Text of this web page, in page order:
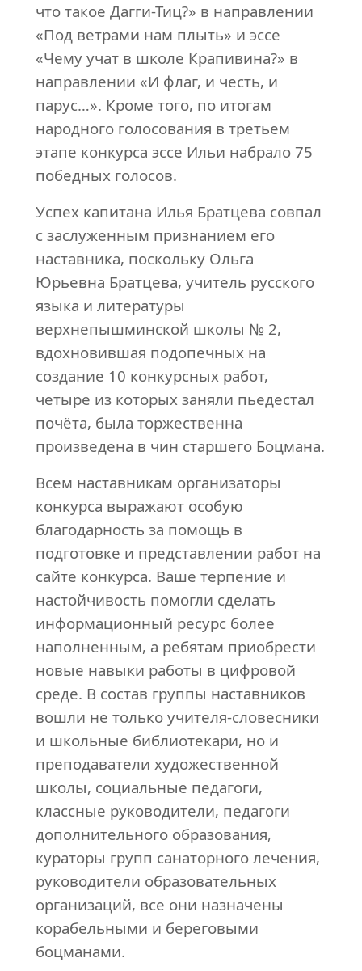
что такое Дагги-Тиц?» в направлении
«Под ветрами нам плыть» и эссе
«Чему учат в школе Крапивина?» в
направлении «И флаг, и честь, и
парус…». Кроме того, по итогам
народного голосования в третьем
этапе конкурса эссе Ильи набрало 75
победных голосов.
Успех капитана Илья Братцева совпал
с заслуженным признанием его
наставника, поскольку Ольга
Юрьевна Братцева, учитель русского
языка и литературы
верхнепышминской школы № 2,
вдохновившая подопечных на
создание 10 конкурсных работ,
четыре из которых заняли пьедестал
почёта, была торжественна
произведена в чин старшего Боцмана.
Всем наставникам организаторы
конкурса выражают особую
благодарность за помощь в
подготовке и представлении работ на
сайте конкурса. Ваше терпение и
настойчивость помогли сделать
информационный ресурс более
наполненным, а ребятам приобрести
новые навыки работы в цифровой
среде. В состав группы наставников
вошли не только учителя-словесники
и школьные библиотекари, но и
преподаватели художественной
школы, социальные педагоги,
классные руководители, педагоги
дополнительного образования,
кураторы групп санаторного лечения,
руководители образовательных
организаций, все они назначены
корабельными и береговыми
боцманами.